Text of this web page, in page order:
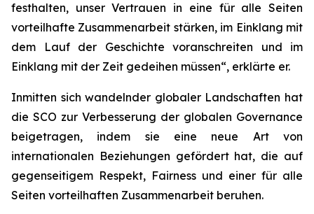
festhalten, unser Vertrauen in eine für alle Seiten
vorteilhafte Zusammenarbeit stärken, im Einklang mit
dem Lauf der Geschichte voranschreiten und im
Einklang mit der Zeit gedeihen müssen“, erklärte er.
Inmitten sich wandelnder globaler Landschaften hat
die SCO zur Verbesserung der globalen Governance
beigetragen, indem sie eine neue Art von
internationalen Beziehungen gefördert hat, die auf
gegenseitigem Respekt, Fairness und einer für alle
Seiten vorteilhaften Zusammenarbeit beruhen.